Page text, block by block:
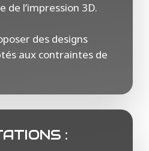
de l’impression 3D.
des designs
aux contraintes de
: